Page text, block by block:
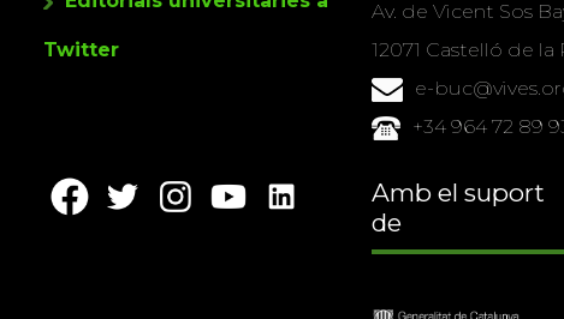
Twitter
Av. de Vicent Sos
12071 Castelló de la
e-
+34 964 72 89
Amb el suport
de